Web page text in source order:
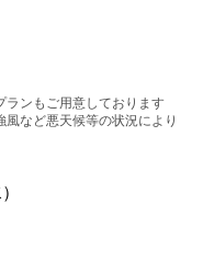
ランもご用意しております
など悪天候等の状況により